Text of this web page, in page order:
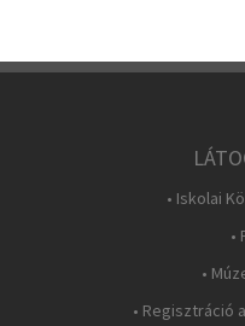
• Iskolai
•
•
• Regisztráció